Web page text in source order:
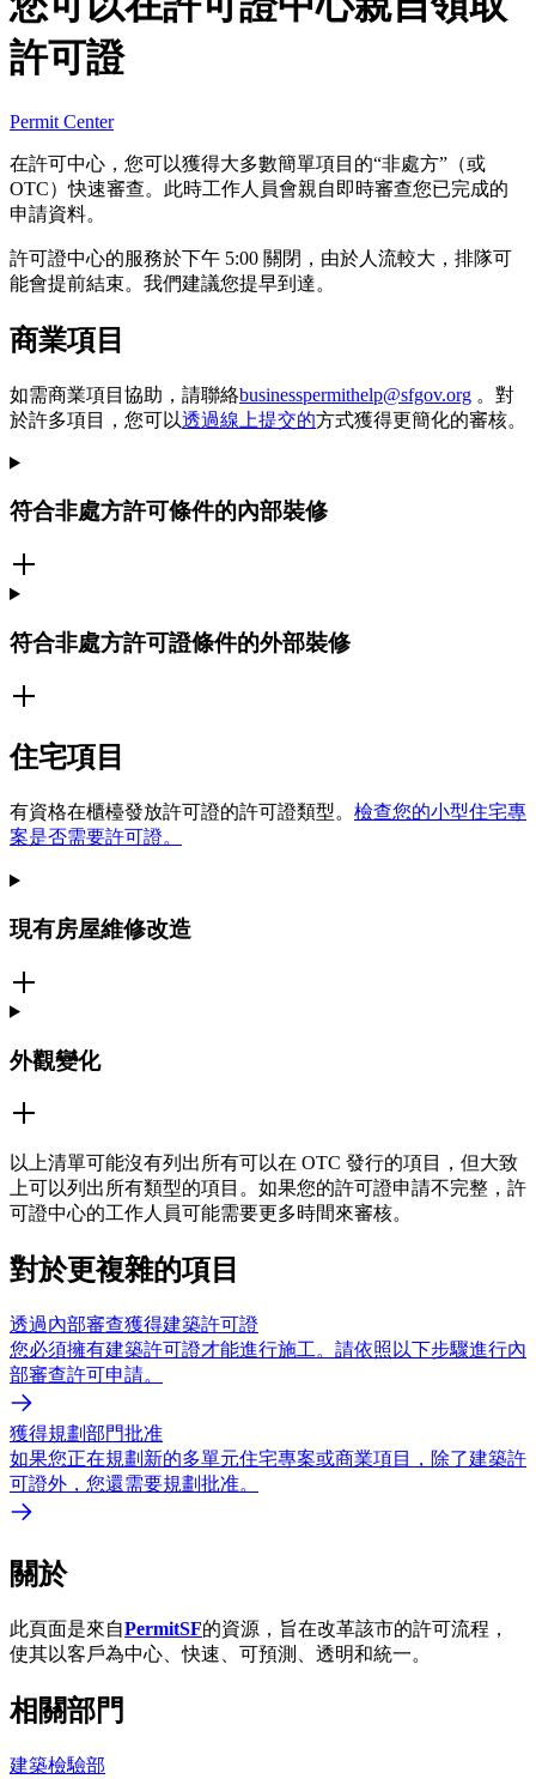
許可證
Permit Center
在許可中心，您可以獲得大多數簡單項目的“非處方”（或
OTC）快速審查。此時工作人員會親自即時審查您已完成的
申請資料。
許可證中心的服務於下午 5:00 關閉，由於人流較大，排隊可
能會提前結束。我們建議您提早到達。
商業項目
如需商業項目協助，請聯絡businesspermithelp@sfgov.org 。對
於許多項目，您可以透過線上提交的方式獲得更簡化的審核。
符合非處方許可條件的內部裝修
符合非處方許可證條件的外部裝修
住宅項目
有資格在櫃檯發放許可證的許可證類型。 檢查您的小型住宅專
案是否需要許可證。
現有房屋維修改造
外觀變化
以上清單可能沒有列出所有可以在 OTC 發行的項目，但大致
上可以列出所有類型的項目。如果您的許可證申請不完整，許
可證中心的工作人員可能需要更多時間來審核。
對於更複雜的項目
透過內部審查獲得建築許可證
您必須擁有建築許可證才能進行施工。請依照以下步驟進行內
部審查許可申請。
獲得規劃部門批准
如果您正在規劃新的多單元住宅專案或商業項目，除了建築許
可證外，您還需要規劃批准。
關於
此頁面是來自PermitSF的資源，旨在改革該市的許可流程，
使其以客戶為中心、快速、可預測、透明和統一。
相關部門
建築檢驗部